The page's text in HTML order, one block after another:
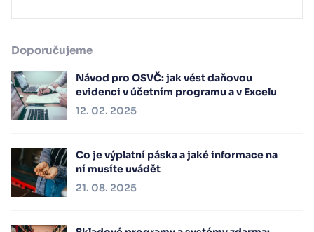
Doporučujeme
Návod pro OSVČ: jak vést daňovou
evidenci v účetním programu a v Excelu
12. 02. 2025
Co je výplatní páska a jaké informace na
ní musíte uvádět
21. 08. 2025